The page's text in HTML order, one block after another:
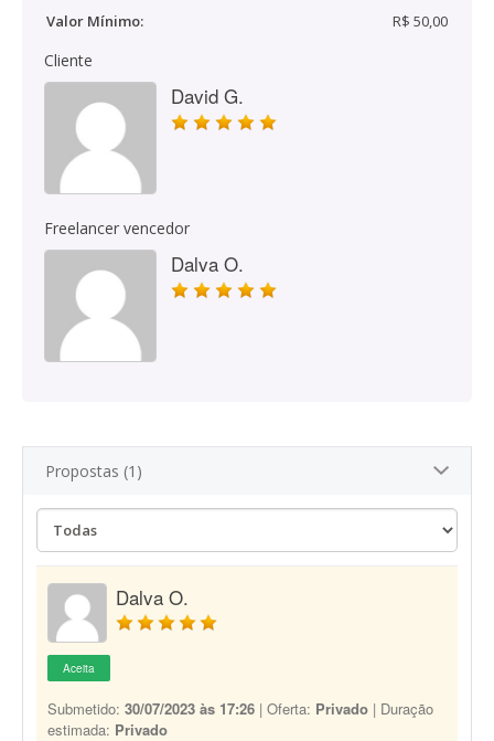
Valor Mínimo:
R$ 50,00
Cliente
David G.
Freelancer vencedor
Dalva O.
Propostas (1)
Dalva O.
Aceita
Submetido: 30/07/2023 às 17:26 | Oferta: Privado | Duração
estimada: Privado